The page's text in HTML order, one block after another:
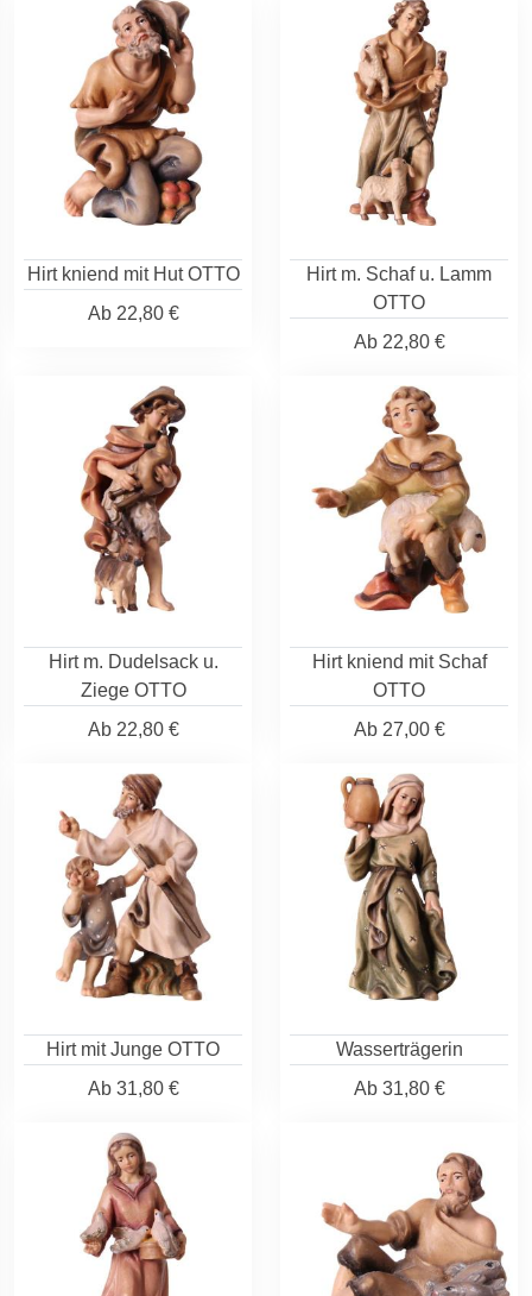
Hirt kniend mit Hut OTTO
Ab22,80 €
Hirt m. Schaf u. Lamm
OTTO
Ab22,80 €
Hirt m. Dudelsack u.
Ziege OTTO
Ab22,80 €
Hirt kniend mit Schaf
OTTO
Ab27,00 €
Hirt mit Junge OTTO
Ab31,80 €
Wasserträgerin
Ab31,80 €